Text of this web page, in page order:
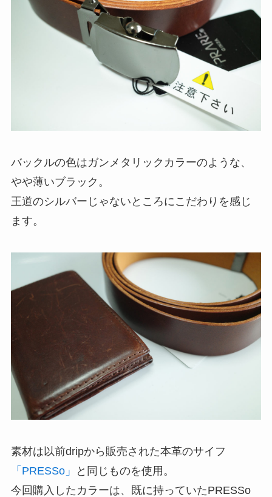
バックルの色はガンメタリックカラーのような、
やや薄いブラック。
王道のシルバーじゃないところにこだわりを感じ
ます。
素材は以前dripから販売された本革のサイフ
「PRESSo」
と同じものを使用。
今回購入したカラーは、既に持っていたPRESSo